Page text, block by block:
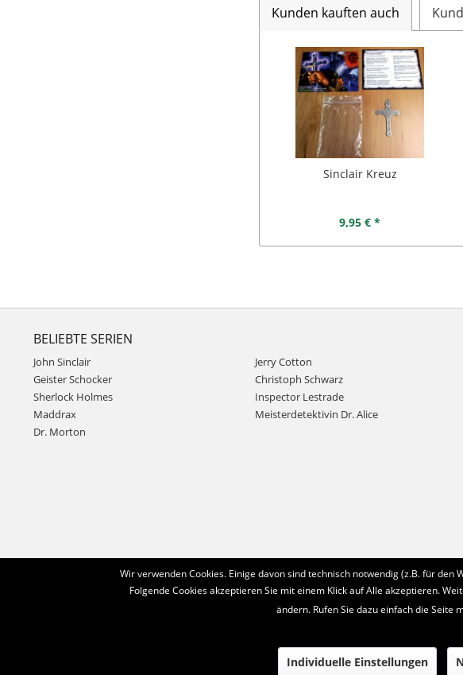
Kunden kauften auch
Sinclair Kreuz
9,95 € *
BELIEBTE SERIEN
John Sinclair
Geister Schocker
Sherlock Holmes
Maddrax
Dr. Morton
Jerry Cotton
Christoph Schwarz
Inspector Lestrade
Meisterdetektivin Dr. Alice
Wir verwenden Cookies. Einige davon sind technisch notwendig (z.B. für
Folgende Cookies akzeptieren Sie mit einem Klick auf Alle akzeptieren.
ändern. Rufen Sie dazu einfach die Seite
Individuelle Einstellungen